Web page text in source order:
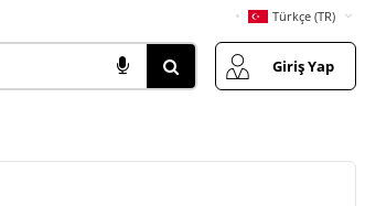
Türkçe (TR)
Giriş Yap